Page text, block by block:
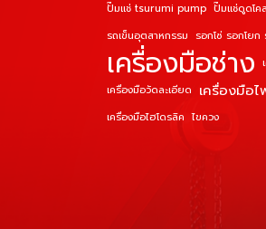
ปั๊มแช่ tsurumi pump ปั๊มแช่ดูดโค
รถเข็นอุตสาหกรรม รอกโซ่ รอกโยก
เครื่องมือช่าง
เครื่องมือวัดละเอียด เครื่องมือไ
เครื่องมือไฮโดรลิค ไขควง